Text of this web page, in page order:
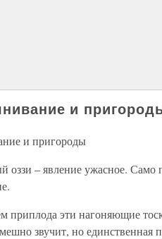
и
и пригороды
оззи – явление ужасное. Само
приплода эти нагоняющие
звучит, но единственная